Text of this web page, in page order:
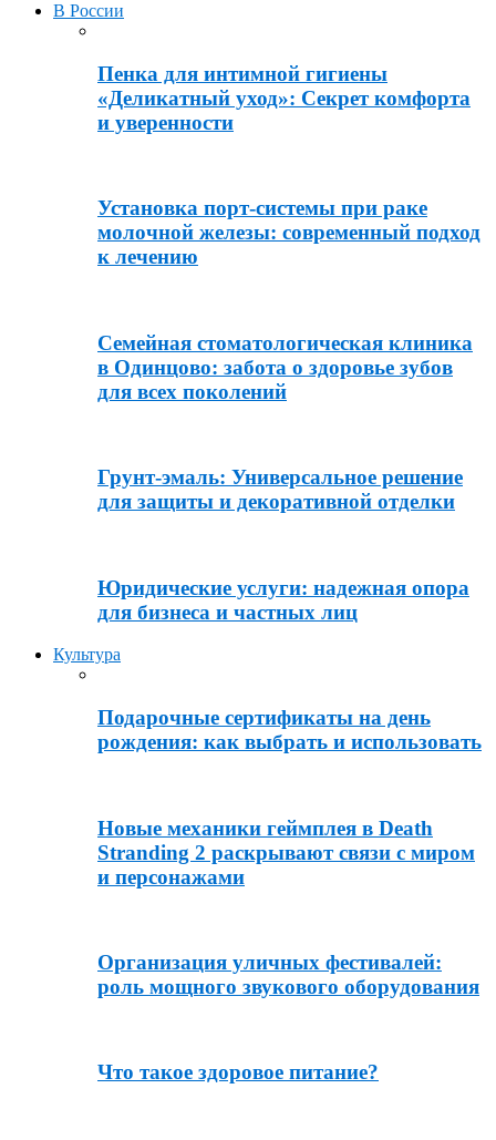
В России
Пенка для интимной гигиены
«Деликатный уход»: Секрет комфорта
и уверенности
Установка порт-системы при раке
молочной железы: современный подход
к лечению
Семейная стоматологическая клиника
в Одинцово: забота о здоровье зубов
для всех поколений
Грунт-эмаль: Универсальное решение
для защиты и декоративной отделки
Юридические услуги: надежная опора
для бизнеса и частных лиц
Культура
Подарочные сертификаты на день
рождения: как выбрать и использовать
Новые механики геймплея в Death
Stranding 2 раскрывают связи с миром
и персонажами
Организация уличных фестивалей:
роль мощного звукового оборудования
Что такое здоровое питание?